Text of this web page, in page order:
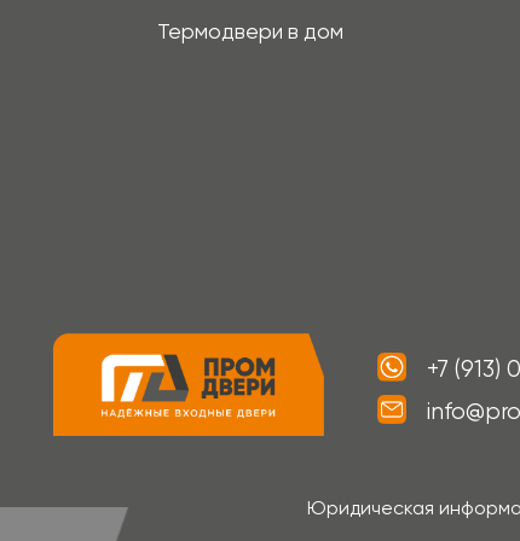
Информация на сайте не является публичной офертой,
фотографиях, представленных в каталоге на сайте, могут